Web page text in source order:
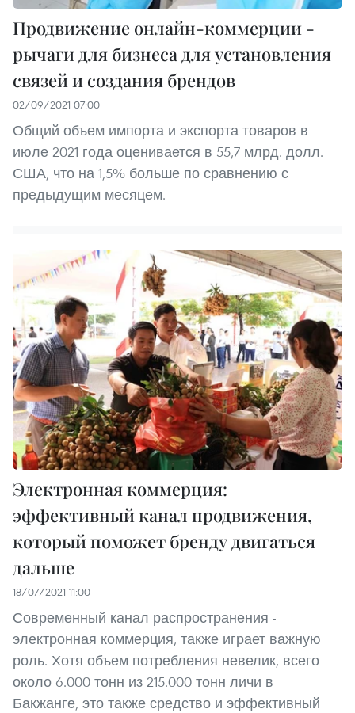
Продвижение онлайн-коммерции -
рычаги для бизнеса для установления
связей и создания брендов
02/09/2021 07:00
Общий объем импорта и экспорта товаров в
июле 2021 года оценивается в 55,7 млрд. долл.
США, что на 1,5% больше по сравнению с
предыдущим месяцем.
Электронная коммерция:
эффективный канал продвижения,
который поможет бренду двигаться
дальше
18/07/2021 11:00
Современный канал распространения -
электронная коммерция, также играет важную
роль. Хотя объем потребления невелик, всего
около 6.000 тонн из 215.000 тонн личи в
Бакжанге, это также средство и эффективный